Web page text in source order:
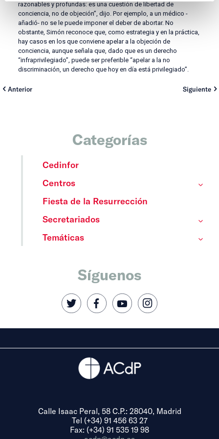
razonables y profundas: es una cuestión de libertad de
conciencia, no de objeción”, dijo. Por ejemplo, a un médico -
añadió- no se le puede imponer el deber de abortar. No
obstante, Simón reconoce que, como estrategia y en la práctica,
hay casos en los que conviene apelar a la objeción de
conciencia, aunque señala que, dado que es un derecho
“infraprivilegiado”, puede ser preferible “apelar a la no
discriminación, un derecho que hoy en día está privilegiado”.
Anterior Siguiente
Categorías
Cedinfor
Centros
Fiesta de la Resurrección
Secretariados
Temáticas
Síguenos
Calle Isaac Peral, 58 C.P.: 28040, Madrid
Tel (+34) 91 456 63 27
Fax: (+34) 91 535 19 98